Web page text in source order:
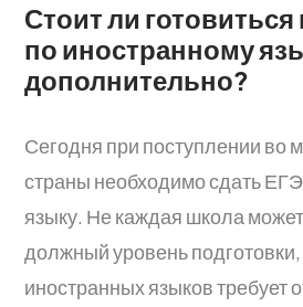
Стоит ли готовиться
по иностранному
дополнительно?
Сегодня при поступлении во
страны необходимо сдать
языку. Не каждая школа
должный уровень
иностранных языков требует